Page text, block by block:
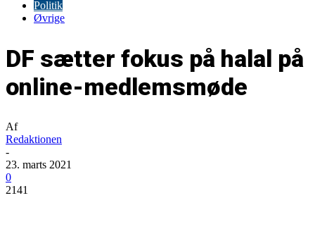
Politik
Øvrige
DF sætter fokus på halal på
online-medlemsmøde
Af
Redaktionen
-
23. marts 2021
0
2141